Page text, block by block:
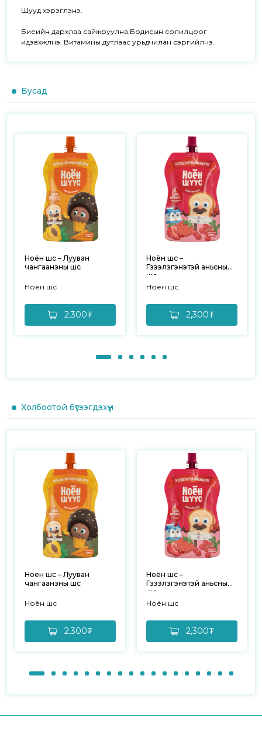
Шууд хэрэглэнэ.
Биеийн дархлаа сайжруулна.Бодисын солилцоог
идэвхжүүлнэ. Витамины дутлаас урьдчилан сэргийлнэ.
Бусад
Ноён шүүс – Лууван
чангаанзны шүүс
Ноён шүүс
2,300₮
Ноён шүүс –
Гүзээлзгэнэтэй аньсны
шүүс
Ноён шүүс
2,300₮
Холбоотой бүтээгдэхүүн
Ноён шүүс – Лууван
чангаанзны шүүс
Ноён шүүс
2,300₮
Ноён шүүс –
Гүзээлзгэнэтэй аньсны
шүүс
Ноён шүүс
2,300₮